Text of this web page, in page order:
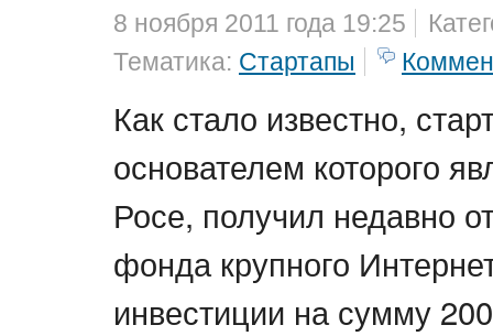
8 ноября 2011 года 19:25
Тематика: Стартапы
Как стало известно,
основателем которого
Росе, получил недавно
фонда крупного
инвестиции на сумму